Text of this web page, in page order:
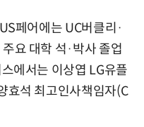
페어에는 UC버클리·
요 대학 석·박사 졸업
에서는 이상엽 LG유플
효석 최고인사책임자(C